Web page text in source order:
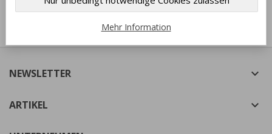
NEWSLETTER 
ARTIKEL 
Meine Wunschlisten
((confirmMessage))
Name der Wunschliste
Sie müssen angemeldet sein, um Artikel Ihrer
Wunschliste hinzufügen zu können.
Mehr Information